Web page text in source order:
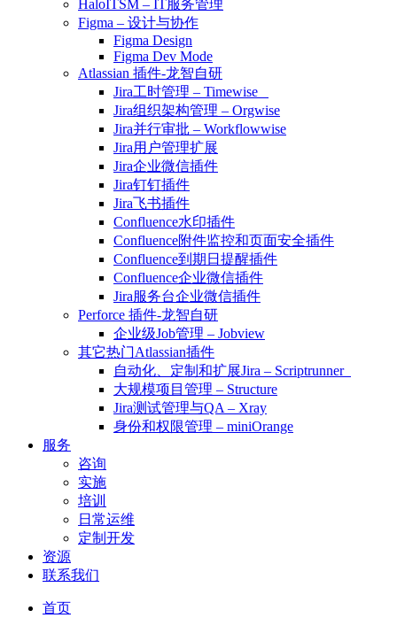
HaloITSM – IT服务管理
Figma – 设计与协作
Figma Design
Figma Dev Mode
Atlassian 插件-龙智自研
Jira工时管理 – Timewise
Jira组织架构管理 – Orgwise
Jira并行审批 – Workflowwise
Jira用户管理扩展
Jira企业微信插件
Jira钉钉插件
Jira飞书插件
Confluence水印插件
Confluence附件监控和页面安全插件
Confluence到期日提醒插件
Confluence企业微信插件
Jira服务台企业微信插件
Perforce 插件-龙智自研
企业级Job管理 – Jobview
其它热门Atlassian插件
自动化、定制和扩展Jira – Scriptrunner
大规模项目管理 – Structure
Jira测试管理与QA – Xray
身份和权限管理 – miniOrange
服务
咨询
实施
培训
日常运维
定制开发
资源
联系我们
首页